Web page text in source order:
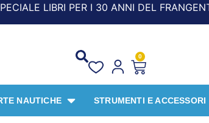
PER I 30 ANNI DEL FRANGENTE! ***
0
NAUTICHE STRUMENTI E ACCESSORI